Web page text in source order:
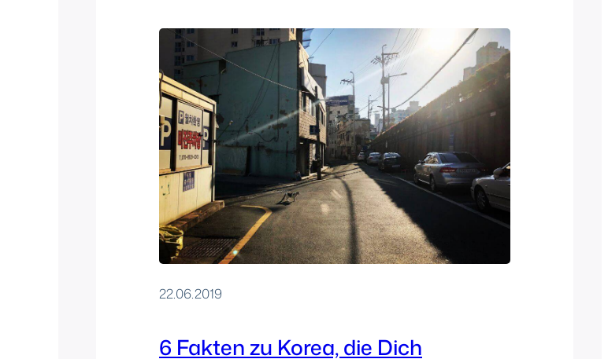
22.06.2019
6 Fakten zu Korea, die Dich